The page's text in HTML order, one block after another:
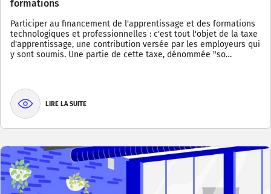
formations
Participer au financement de l'apprentissage et des formations
technologiques et professionnelles : c'est tout l'objet de la taxe
d'apprentissage, une contribution versée par les employeurs qui
y sont soumis. Une partie de cette taxe, dénommée "so…
LIRE LA SUITE